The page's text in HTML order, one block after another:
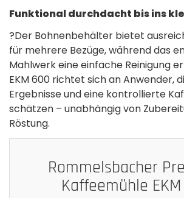
Funktional durchdacht bis ins
?Der Bohnenbehälter bietet
für mehrere Bezüge, während das
Mahlwerk eine einfache Reinigung
EKM 600 richtet sich an Anwender,
Ergebnisse und eine kontrollierte
schätzen – unabhängig von
Röstung.
Rommelsbacher
Kaffeemühle